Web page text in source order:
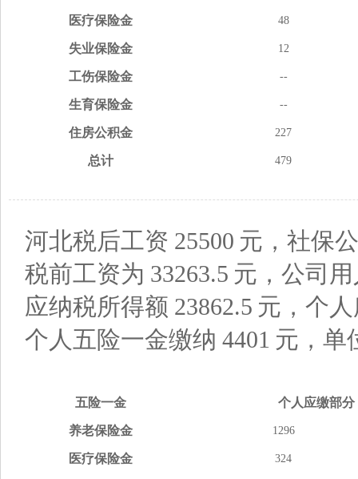
医疗保险金 48
失业保险金 12
工伤保险金 --
生育保险金 --
住房公积金 227
总计 479
河北税后工资 25500 元，社保
税前工资为 33263.5 元，公司
应纳税所得额 23862.5 元，个
个人五险一金缴纳 4401 元，单
五险一金 个人应缴部分
养老保险金 1296
医疗保险金 324